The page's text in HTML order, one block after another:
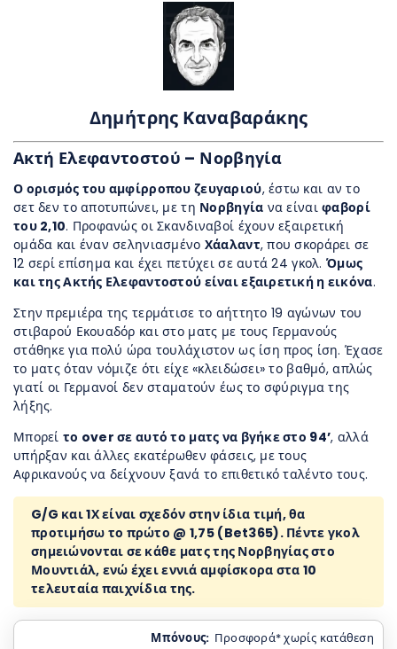
Δημήτρης Καναβαράκης
Ακτή Ελεφαντοστού – Νορβηγία
Ο ορισμός του αμφίρροπου ζευγαριού, έστω και αν το
σετ δεν το αποτυπώνει, με τη Νορβηγία να είναιφαβορί
του 2,10. Προφανώς οι Σκανδιναβοί έχουν εξαιρετική
ομάδα και έναν σεληνιασμένο Χάαλαντ, που σκοράρει σε
12 σερί επίσημα και έχει πετύχει σε αυτά 24 γκολ. Όμως
και της Ακτής Ελεφαντοστού είναι εξαιρετική η εικόνα.
Στην πρεμιέρα της τερμάτισε το αήττητο 19 αγώνων του
στιβαρού Εκουαδόρ και στο ματς με τους Γερμανούς
στάθηκε για πολύ ώρα τουλάχιστον ως ίση προς ίση. Έχασε
το ματς όταν νόμιζε ότι είχε «κλειδώσει» το βαθμό, απλώς
γιατί οι Γερμανοί δεν σταματούν έως το σφύριγμα της
λήξης.
Μπορεί το over σε αυτό το ματς να βγήκε στο 94’, αλλά
υπήρξαν και άλλες εκατέρωθεν φάσεις, με τους
Αφρικανούς να δείχνουν ξανά το επιθετικό ταλέντο τους.
G/G και 1Χ είναι σχεδόν στην ίδια τιμή, θα
προτιμήσω το πρώτο @ 1,75 (Bet365). Πέντε γκολ
σημειώνονται σε κάθε ματς της Νορβηγίας στο
Μουντιάλ, ενώ έχει εννιά αμφίσκορα στα 10
τελευταία παιχνίδια της.
Μπόνους: Προσφορά* χωρίς κατάθεση